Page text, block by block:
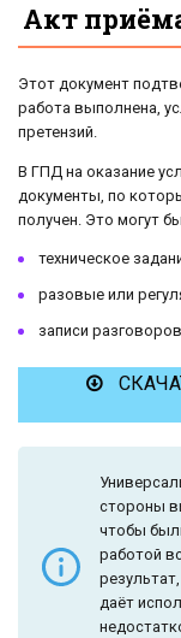
Акт
Этот документ
работа выполнена,
претензий.
В ГПД на оказание
документы, по
получен. Это могут
техническое
разовые или
записи
стороны
чтобы
работой
даёт